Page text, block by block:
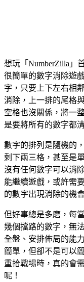
想玩「NumberZilla」
很簡單的數字消除遊
字，只要上下左右相
消除，上一排的尾格
空格也沒關係，將一
是要將所有的數字都
數字的排列是隨機的
剩下兩三格，甚至是
沒有任何數字可以消
能繼續遊戲，或許需
的數字出現消除的機
但好事總是多磨，每
幾個擋路的數字，無
全盤、安排佈局的能
簡單，但卻不是可以
重拾戰場時，真的會
呢！